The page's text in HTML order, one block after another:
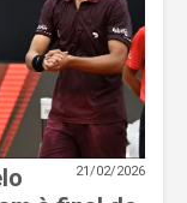
21/02/2026